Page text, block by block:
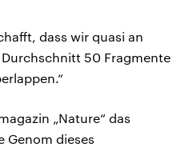
dass wir quasi an
50 Fragmente
„Nature“ das
Genom dieses